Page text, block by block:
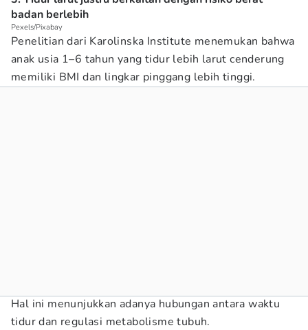
badan berlebih
Pexels/Pixabay
Penelitian dari Karolinska Institute menemukan bahwa
anak usia 1–6 tahun yang tidur lebih larut cenderung
memiliki BMI dan lingkar pinggang lebih tinggi.
Hal ini menunjukkan adanya hubungan antara waktu
tidur dan regulasi metabolisme tubuh.